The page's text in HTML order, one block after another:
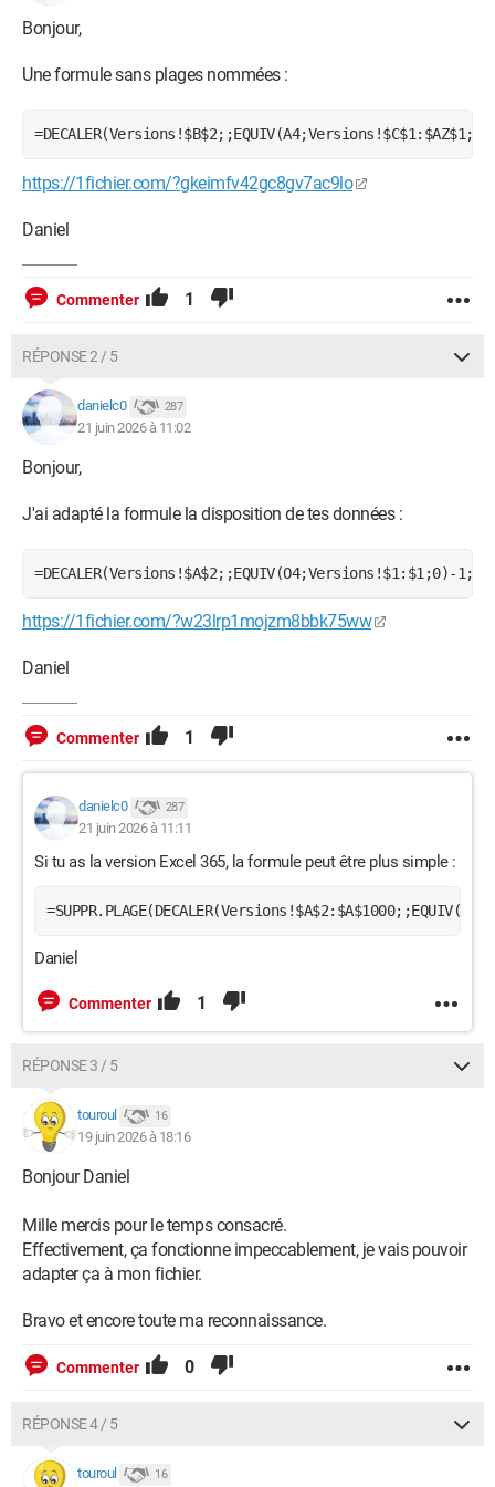
Windows / Firefox 152.0
Bonjour,
Une formule sans plages nommées :
https://1fichier.com/?gkeimfv42gc8gv7ac9lo
Daniel
Commenter 1
RÉPONSE 2 / 5
danielc0 287
21 juin 2026 à 11:02
Bonjour,
J'ai adapté la formule la disposition de tes données :
=DECALER(Versions!$A$2;;EQUIV(O4;Versions!$1:$1;0)-
https://1fichier.com/?w23lrp1mojzm8bbk75ww
Daniel
Commenter 1
danielc0 287
21 juin 2026 à 11:11
Si tu as la version Excel 365, la formule peut être plus simple :
Daniel
Commenter 1
RÉPONSE 3 / 5
touroul 16
19 juin 2026 à 18:16
Bonjour Daniel
Mille mercis pour le temps consacré.
Effectivement, ça fonctionne impeccablement, je vais pouvoir
adapter ça à mon fichier.
Bravo et encore toute ma reconnaissance.
Commenter 0
RÉPONSE 4 / 5
touroul 16